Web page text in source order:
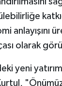
anlayışını
olarak
yeni